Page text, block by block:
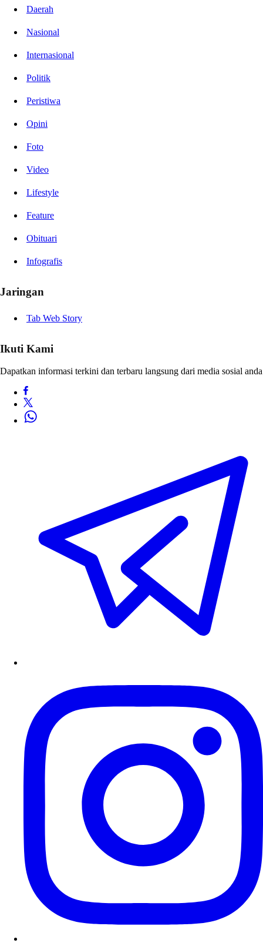
Daerah
Nasional
Internasional
Politik
Peristiwa
Opini
Foto
Video
Lifestyle
Feature
Obituari
Infografis
Jaringan
Tab Web Story
Ikuti Kami
Dapatkan informasi terkini dan terbaru langsung dari media sosial anda